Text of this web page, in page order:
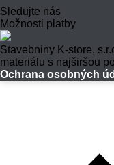
Sledujte nás
Možnosti platby
Stavebniny K-store,
materiálu s najširšou
Ochrana osobných